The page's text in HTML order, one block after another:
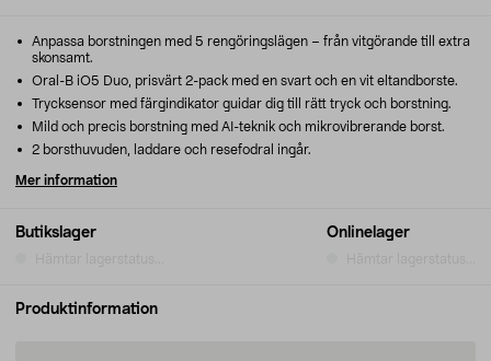
Butikslager Onlinelager
Anpassa borstningen med 5 rengöringslägen – från vitgörande till extra
skonsamt.
Oral-B iO5 Duo, prisvärt 2-pack med en svart och en vit eltandborste.
Trycksensor med färg­indikator guidar dig till rätt tryck och borstning.
Mild och precis borstning med AI-teknik och mikrovibrerande borst.
2 borsthuvuden, laddare och resefodral ingår.
Mer information
Produktinformation